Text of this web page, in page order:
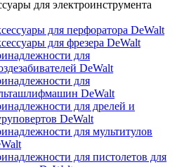
для электроинструмента
для перфоратора DeWalt
для фрезера DeWalt
для
DeWalt
для
DeWalt
для дрелей и
DeWalt
для мультитулов
для пистолетов для